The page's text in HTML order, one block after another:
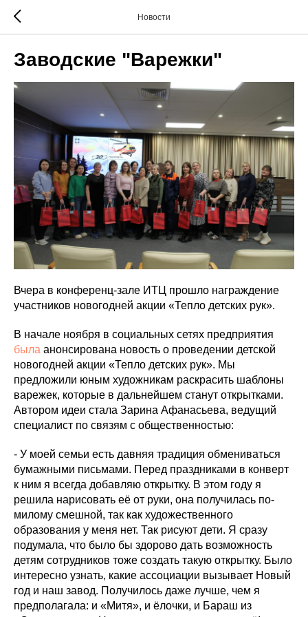
Новости
Заводские "Варежки"
Вчера в конференц-зале ИТЦ прошло награждение
участников новогодней акции «Тепло детских рук».
В начале ноября в социальных сетях предприятия
была анонсирована новость о проведении детской
новогодней акции «Тепло детских рук». Мы
предложили юным художникам раскрасить шаблоны
варежек, которые в дальнейшем станут открытками.
Автором идеи стала Зарина Афанасьева, ведущий
специалист по связям с общественностью:
- У моей семьи есть давняя традиция обмениваться
бумажными письмами. Перед праздниками в конверт
к ним я всегда добавляю открытку. В этом году я
решила нарисовать её от руки, она получилась по-
милому смешной, так как художественного
образования у меня нет. Так рисуют дети. Я сразу
подумала, что было бы здорово дать возможность
детям сотрудников тоже создать такую открытку. Было
интересно узнать, какие ассоциации вызывает Новый
год и наш завод. Получилось даже лучше, чем я
предполагала: и «Митя», и ёлочки, и Бараш из